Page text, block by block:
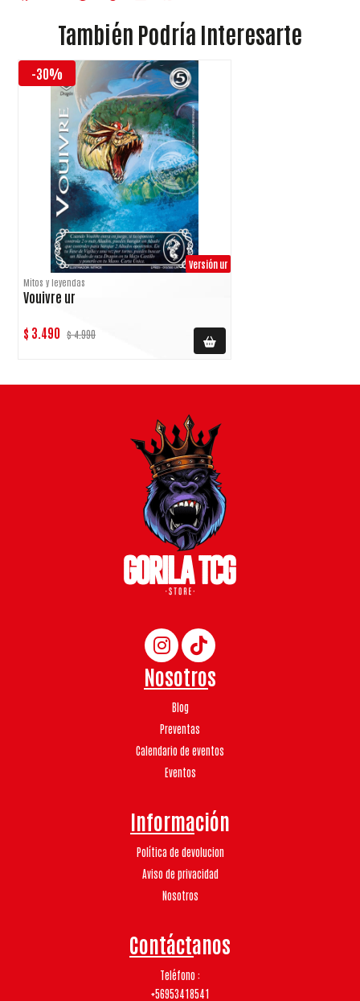
También Podría Interesarte
-30%
Versión ur
Mitos y leyendas
Vouivre ur
$ 3.490 $ 4.990
Nosotros
Blog
Preventas
Calendario de eventos
Eventos
Información
Política de devolucion
Aviso de privacidad
Nosotros
Contáctanos
Teléfono
+56953418541